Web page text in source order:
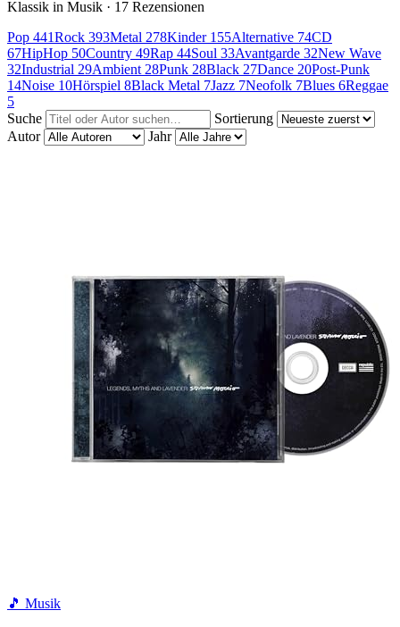
Klassik in Musik · 17 Rezensionen
Pop 441Rock 393Metal 278Kinder 155Alternative 74CD
67HipHop 50Country 49Rap 44Soul 33Avantgarde 32New Wave
32Industrial 29Ambient 28Punk 28Black 27Dance 20Post-Punk
14Noise 10Hörspiel 8Black Metal 7Jazz 7Neofolk 7Blues 6Reggae
5
Suche
Sortierung
Autor
Jahr
🎵 Musik